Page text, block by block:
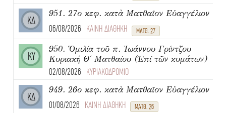
ΚΔ
951. 27ο κεφ. κατὰ Ματθαῖον Εὐαγγέλιον
06/08/2026 ΚΑΙΝΗ ΔΙΑΘΗΚΗ ΜΑΤΘ. 27
ΚΥ
950. Ὁμιλία τοῦ π. Ἰωάννου Γρίντζου
Κυριακή Θ΄ Ματθαίου (Ἐπί τῶν κυμάτων)
02/08/2026 ΚΥΡΙΑΚΟΔΡΟΜΙΟ
ΚΔ
949. 26ο κεφ. κατὰ Ματθαῖον Εὐαγγέλιον
01/08/2026 ΚΑΙΝΗ ΔΙΑΘΗΚΗ ΜΑΤΘ. 26